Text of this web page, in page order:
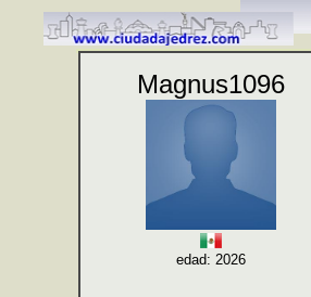
Magnus1096
edad: 2026